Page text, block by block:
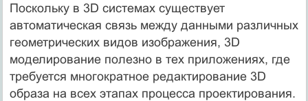
Поскольку в 3D системах существует
автоматическая связь между данными различных
геометрических видов изображения, 3D
моделирование полезно в тех приложениях, где
требуется многократное редактирование 3D
образа на всех этапах процесса проектирования.